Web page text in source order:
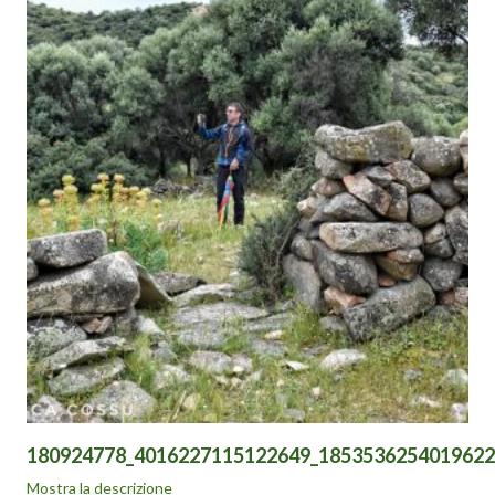
usato alcune capanne come recinti per animali, con integrazioni
di muretti a secco e smantellamento di strutture considerate di
ingombro.
Oggi nonostante il caos prodotto negli anni precedenti, si può
notare ancora l’impronta costruttiva Nuragica delle capanne e di
una si ammirano parti di pavimentazione e i resti di alcune tombe
(?) prese d’assalto da scavi clandestini che ne hanno
compromesso la struttura.
A poco più di 800 m dal Nuraghe Orixeddu I, a nord ovest
Mostra la descrizione